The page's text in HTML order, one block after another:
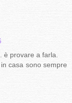
è provare a farla.
casa sono sempre